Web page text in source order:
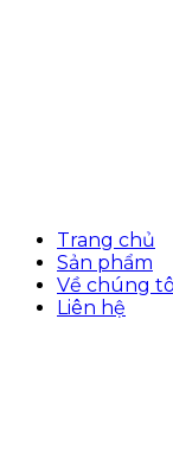
Trang chủ
Sản phẩm
Về chúng
Liên hệ